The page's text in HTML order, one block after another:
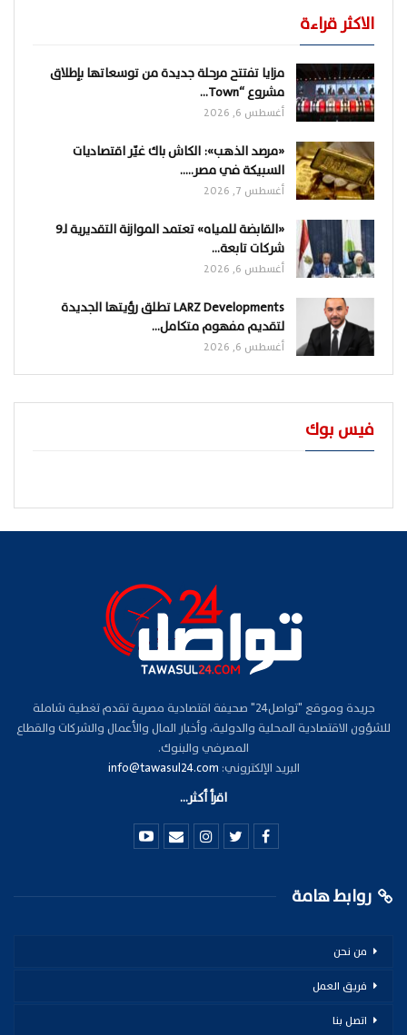
الاكثر قراءة
مزايا تفتتح مرحلة جديدة من توسعاتها بإطلاق
مشروع “Town…
أغسطس 6, 2026
«مرصد الذهب»: الكاش باك غيّر اقتصاديات
السبيكة في مصر..…
أغسطس 7, 2026
«القابضة للمياه» تعتمد الموازنة التقديرية لـ9
شركات تابعة…
أغسطس 6, 2026
LARZ Developments تطلق رؤيتها الجديدة
لتقديم مفهوم متكامل…
أغسطس 6, 2026
فيس بوك
جريدة وموقع "تواصل24" صحيفة اقتصادية مصرية تقدم تغطية شاملة
للشؤون الاقتصادية المحلية والدولية، وأخبار المال والأعمال والشركات والقطاع
المصرفي والبنوك.
البريد الإلكتروني: info@tawasul24.com
اقرأ أكثر...
روابط هامة
من نحن
فريق العمل
اتصل بنا